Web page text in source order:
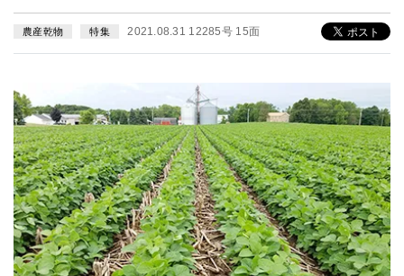
農産乾物 特集 2021.08.31 12285号 15面